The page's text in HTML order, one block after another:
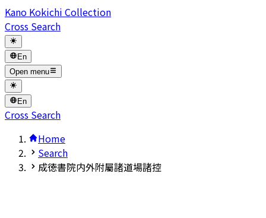
Kano Kokichi Collection
Cross Search
En
Open menu
En
Cross Search
Home
Search
成徳書院内外附屬諸道場諸控